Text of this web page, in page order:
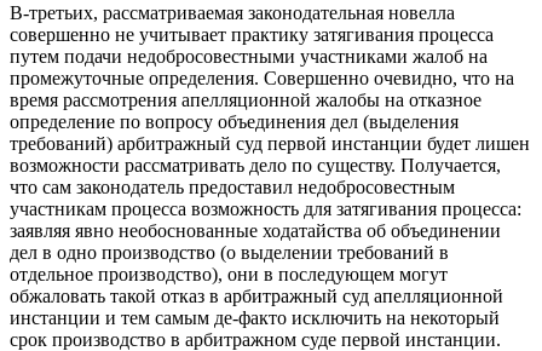
В-третьих, рассматриваемая законодательная новелла
совершенно не учитывает практику затягивания процесса
путем подачи недобросовестными участниками жалоб на
промежуточные определения. Совершенно очевидно, что на
время рассмотрения апелляционной жалобы на отказное
определение по вопросу объединения дел (выделения
требований) арбитражный суд первой инстанции будет лишен
возможности рассматривать дело по существу. Получается,
что сам законодатель предоставил недобросовестным
участникам процесса возможность для затягивания процесса:
заявляя явно необоснованные ходатайства об объединении
дел в одно производство (о выделении требований в
отдельное производство), они в последующем могут
обжаловать такой отказ в арбитражный суд апелляционной
инстанции и тем самым де-факто исключить на некоторый
срок производство в арбитражном суде первой инстанции.